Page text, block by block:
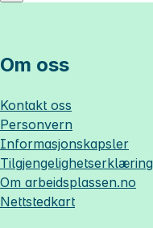
Om oss
Kontakt oss
Personvern
Informasjonskapsler
Tilgjengelighetserklæring
Om arbeidsplassen.no
Nettstedkart